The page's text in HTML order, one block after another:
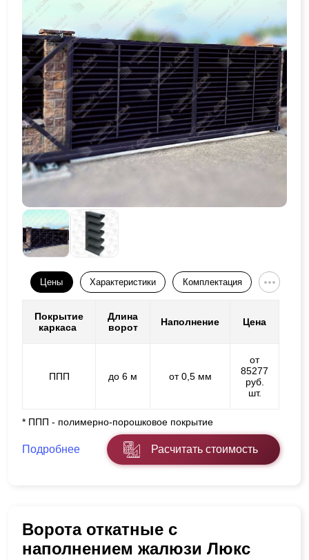
Цены Характеристики Комплектация
Покрытие
каркаса
Длина
ворот
Наполнение Цена
ППП до 6 м от 0,5 мм
от
85277
руб.
шт.
* ППП - полимерно-порошковое покрытие
Подробнее Расчитать стоимость
Ворота откатные с
наполнением жалюзи Люкс